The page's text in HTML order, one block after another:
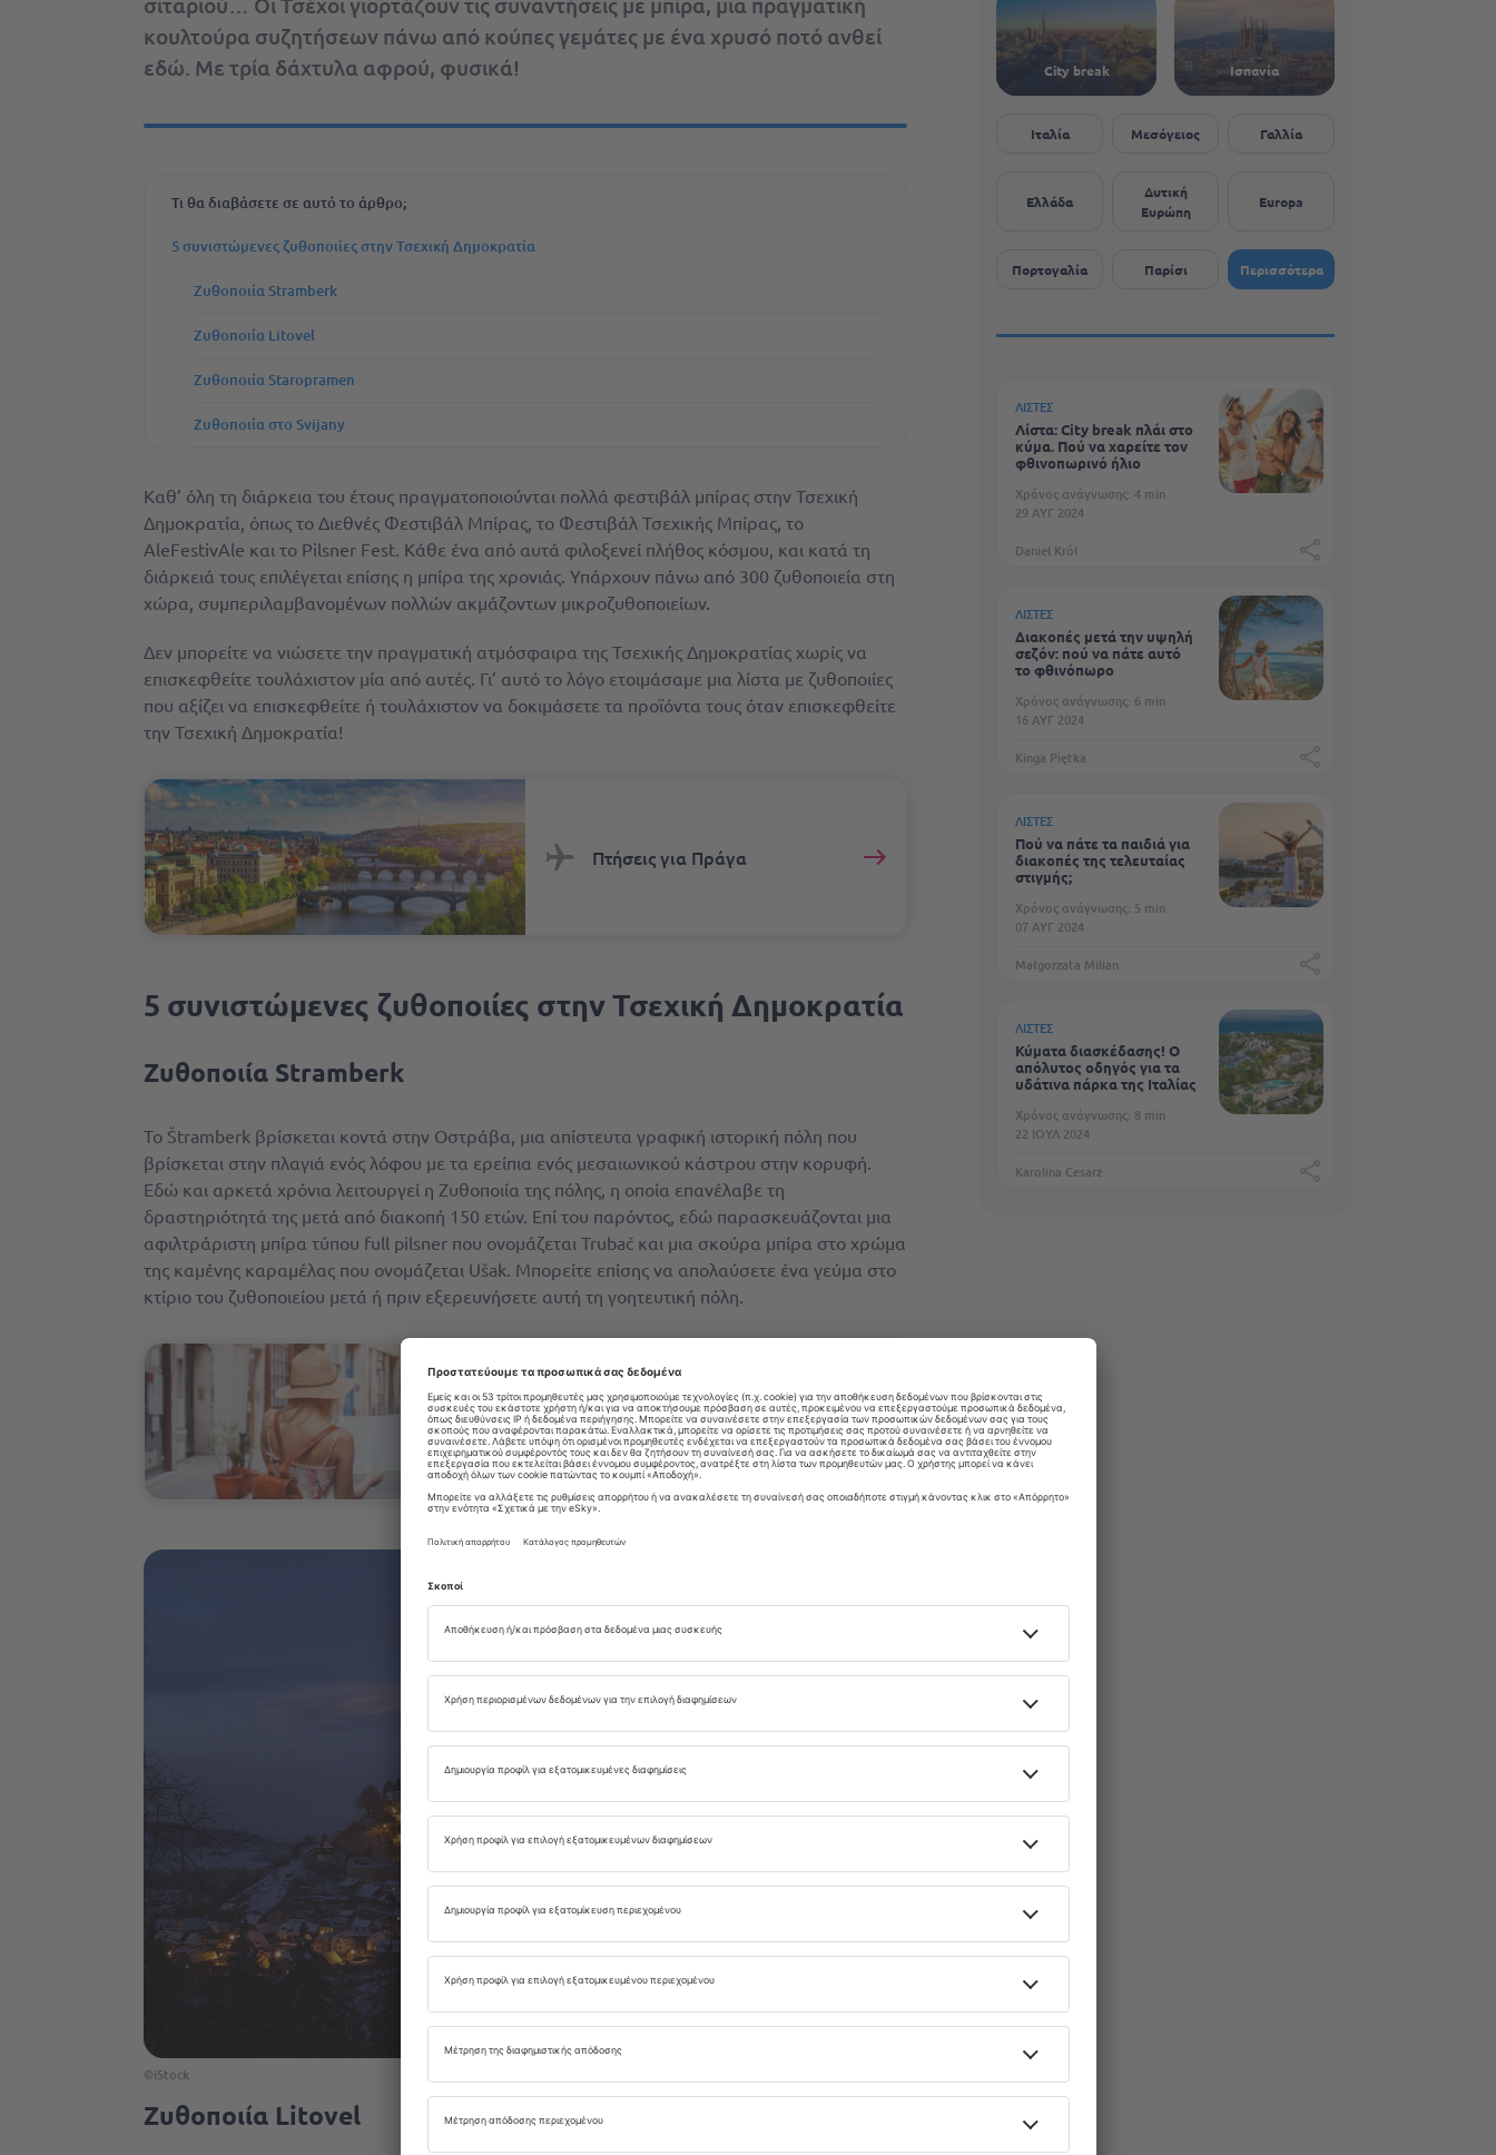
κουλτούρα συζητήσεων πάνω από κούπες γεμάτες με ένα χρυσό ποτό ανθεί
εδώ. Με τρία δάχτυλα αφρού, φυσικά!
Τι θα διαβάσετε σε αυτό το άρθρο;
5 συνιστώμενες ζυθοποιίες στην Τσεχική Δημοκρατία
Ζυθοποιία Stramberk
Ζυθοποιία Litovel
Ζυθοποιία Staropramen
Ζυθοποιία στο Svijany
Καθ’ όλη τη διάρκεια του έτους πραγματοποιούνται πολλά φεστιβάλ μπίρας στην Τσεχική
Δημοκρατία, όπως το Διεθνές Φεστιβάλ Μπίρας, το Φεστιβάλ Τσεχικής Μπίρας, το
AleFestivAle και το Pilsner Fest. Κάθε ένα από αυτά φιλοξενεί πλήθος κόσμου, και κατά τη
διάρκειά τους επιλέγεται επίσης η μπίρα της χρονιάς. Υπάρχουν πάνω από 300 ζυθοποιεία στη
χώρα, συμπεριλαμβανομένων πολλών ακμάζοντων μικροζυθοποιείων.
Δεν μπορείτε να νιώσετε την πραγματική ατμόσφαιρα της Τσεχικής Δημοκρατίας χωρίς να
επισκεφθείτε τουλάχιστον μία από αυτές. Γι’ αυτό το λόγο ετοιμάσαμε μια λίστα με ζυθοποιίες
που αξίζει να επισκεφθείτε ή τουλάχιστον να δοκιμάσετε τα προϊόντα τους όταν επισκεφθείτε
την Τσεχική Δημοκρατία!
Πτήσεις για Πράγα
5 συνιστώμενες ζυθοποιίες στην Τσεχική Δημοκρατία
Ζυθοποιία Stramberk
Το Štramberk βρίσκεται κοντά στην Οστράβα, μια απίστευτα γραφική ιστορική πόλη που
βρίσκεται στην πλαγιά ενός λόφου με τα ερείπια ενός μεσαιωνικού κάστρου στην κορυφή.
Εδώ και αρκετά χρόνια λειτουργεί η Ζυθοποιία της πόλης, η οποία επανέλαβε τη
δραστηριότητά της μετά από διακοπή 150 ετών. Επί του παρόντος, εδώ παρασκευάζονται μια
αφιλτράριστη μπίρα τύπου full pilsner που ονομάζεται Trubač και μια σκούρα μπίρα στο χρώμα
της καμένης καραμέλας που ονομάζεται Ušak. Μπορείτε επίσης να απολαύσετε ένα γεύμα στο
κτίριο του ζυθοποιείου μετά ή πριν εξερευνήσετε αυτή τη γοητευτική πόλη.
Ξενοδοχεία σε Stramberk
©iStock
Ζυθοποιία Litovel
City break Ισπανία
Ιταλία Μεσόγειος Γαλλία
Ελλάδα
Δυτική
Ευρώπη
Europa
Πορτογαλία Παρίσι Περισσότερα
ΛΊΣΤΕΣ
Λίστα: City break πλάι στο
κύμα. Πού να χαρείτε τον
φθινοπωρινό ήλιο
Χρόνος ανάγνωσης: 4 min
29 ΑΥΓ 2024
Daniel Król
ΛΊΣΤΕΣ
Διακοπές μετά την υψηλή
σεζόν: πού να πάτε αυτό
το φθινόπωρο
Χρόνος ανάγνωσης: 6 min
16 ΑΥΓ 2024
Kinga Piętka
ΛΊΣΤΕΣ
Πού να πάτε τα παιδιά για
διακοπές της τελευταίας
στιγμής;
Χρόνος ανάγνωσης: 5 min
07 ΑΥΓ 2024
Małgorzata Milian
ΛΊΣΤΕΣ
Κύματα διασκέδασης! Ο
απόλυτος οδηγός για τα
υδάτινα πάρκα της Ιταλίας
Χρόνος ανάγνωσης: 8 min
22 ΙΟΎΛ 2024
Karolina Cesarz